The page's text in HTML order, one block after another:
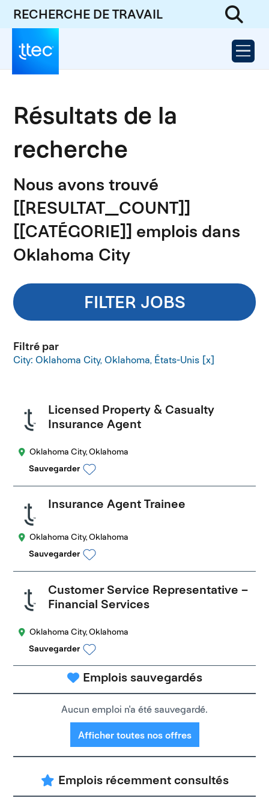
RECHERCHE DE TRAVAIL
Résultats de la
recherche
Nous avons trouvé
[[RESULTAT_COUNT]]
[[CATÉGORIE]] emplois dans
Oklahoma City
FILTER JOBS
Filtré par
City: Oklahoma City, Oklahoma, États-Unis
Licensed Property & Casualty
Insurance Agent
Oklahoma City, Oklahoma
Sauvegarder
Insurance Agent Trainee
Oklahoma City, Oklahoma
Sauvegarder
Customer Service Representative –
Financial Services
Oklahoma City, Oklahoma
Sauvegarder
Emplois sauvegardés
Aucun emploi n'a été sauvegardé.
Afficher toutes nos offres
Emplois récemment consultés